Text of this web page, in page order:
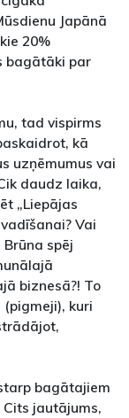
Japānā
20%
bagātāki par
tad vispirms
kā
uzņēmumus vai
daudz laika,
„Liepājas
Vai
spēj
biznesā?! To
kuri
bagātajiem
jautājums,